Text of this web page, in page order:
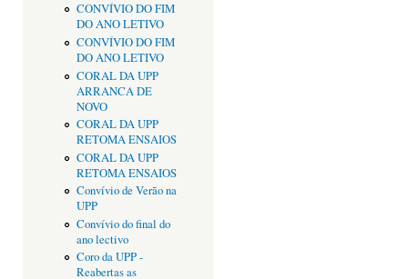
CONVÍVIO DO FIM
DO ANO LETIVO
CONVÍVIO DO FIM
DO ANO LETIVO
CORAL DA UPP
ARRANCA DE
NOVO
CORAL DA UPP
RETOMA ENSAIOS
CORAL DA UPP
RETOMA ENSAIOS
Convívio de Verão na
UPP
Convívio do final do
ano lectivo
Coro da UPP -
Reabertas as